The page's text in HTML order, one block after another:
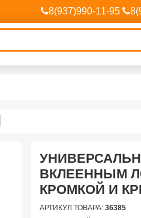
8(937)990-11-95
ВКЛЕЕННЫМ
КРОМКОЙ И
АРТИКУЛ ТОВАРА: 36385